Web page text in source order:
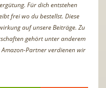
Für dich entstehen
frei wo du bestellst. Diese
auf unsere Beiträge. Zu
gehört unter anderem
Partner verdienen wir